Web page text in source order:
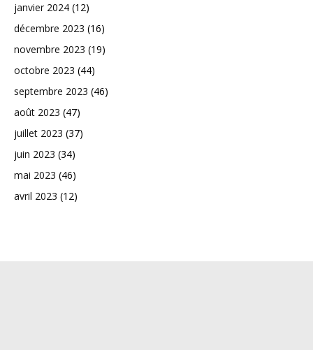
janvier 2024 (12)
décembre 2023 (16)
novembre 2023 (19)
octobre 2023 (44)
septembre 2023 (46)
août 2023 (47)
juillet 2023 (37)
juin 2023 (34)
mai 2023 (46)
avril 2023 (12)